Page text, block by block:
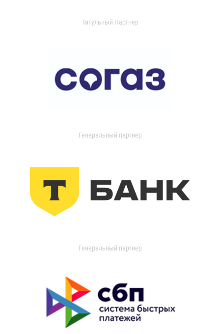
Титульный Партнер
Генеральный партнер
Генеральный партнер